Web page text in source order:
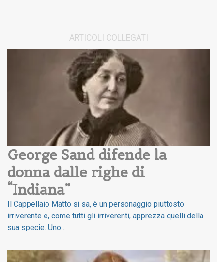
ARTICOLI COLLEGATI
George Sand difende la
donna dalle righe di
“Indiana”
Il Cappellaio Matto si sa, è un personaggio piuttosto
irriverente e, come tutti gli irriverenti, apprezza quelli della
sua specie. Uno…